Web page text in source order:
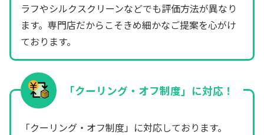
ラフやシルクスクリーンなどでも評価方法が異なり
ます。専門店だからこそきめ細かなご提案を心がけ
ております。
「クーリング・オフ制度」に対応！
「クーリング・オフ制度」に対応しております。